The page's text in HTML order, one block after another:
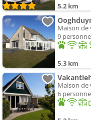
5.2 km
Maison de
9
5.3 km
Maison de
6